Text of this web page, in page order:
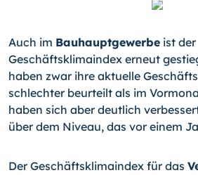
Auch im Bauhauptgewerbe ist der
Geschäftsklimaindex erneut
haben zwar ihre aktuelle
schlechter beurteilt als im
haben sich aber deutlich
über dem Niveau, das vor einem
Der Geschäftsklimaindex für das